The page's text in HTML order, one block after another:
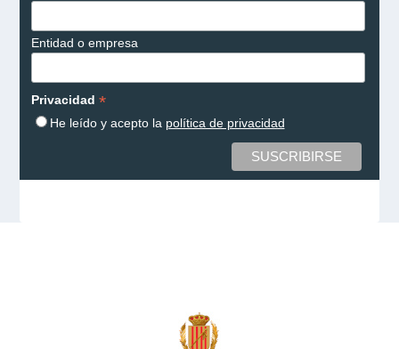
Entidad o empresa
Privacidad *
He leído y acepto la política de privacidad